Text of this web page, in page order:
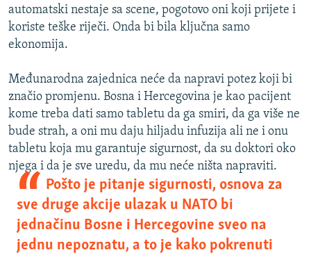
automatski nestaje sa scene, pogotovo oni koji prijete i
koriste teške riječi. Onda bi bila ključna samo
ekonomija.
Međunarodna zajednica neće da napravi potez koji bi
značio promjenu. Bosna i Hercegovina je kao pacijent
kome treba dati samo tabletu da ga smiri, da ga više ne
bude strah, a oni mu daju hiljadu infuzija ali ne i onu
tabletu koja mu garantuje sigurnost, da su doktori oko
njega i da je sve uredu, da mu neće ništa napraviti.
Pošto je pitanje sigurnosti, osnova za
sve druge akcije ulazak u NATO bi
jednačinu Bosne i Hercegovine sveo na
jednu nepoznatu, a to je kako pokrenuti